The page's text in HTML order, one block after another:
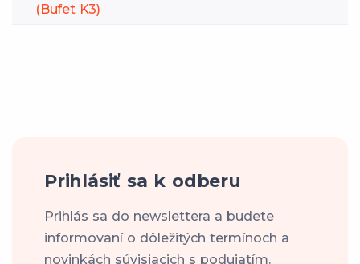
(Bufet K3)
Prihlásiť sa k odberu
Prihlás sa do newslettera a budete
informovaní o dôležitých termínoch a
novinkách súvisiacich s podujatím.